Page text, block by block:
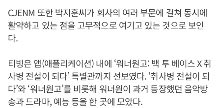
CJENM 또한 박지훈씨가 회사의 여러 부문에 걸쳐 동시에
활약하고 있는 점을 고무적으로 여기고 있는 것으로 보인
다.
티빙은 앱(애플리케이션) 내에 ‘워너원고: 백 투 베이스 X 취
사병 전설이 되다’ 특별관까지 선보였다. ‘취사병 전설이 되
다’와 ‘워너원고’를 비롯해 워너원이 과거 등장했던 음악방
송과 드라마, 예능 등을 한 곳에 모았다.